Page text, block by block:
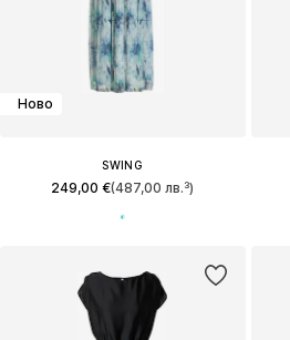
Ново
SWING
249,00 €(487,00 лв.³)